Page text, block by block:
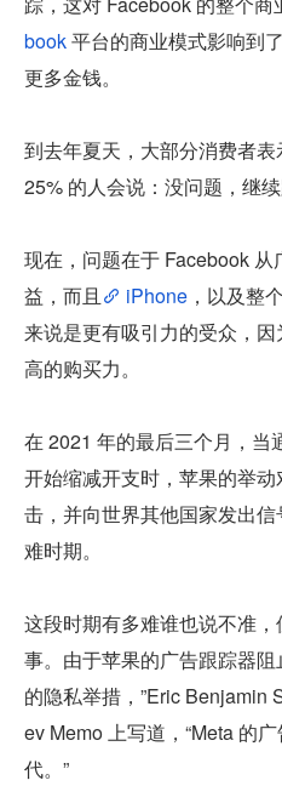
book 平台的商业模式影响到
更多金钱。
到去年夏天，大部分消费者
25% 的人会说：没问题，继续
现在，问题在于 Facebook
益，而且
iPhone ，以及整
来说是更有吸引力的受众，
高的购买力。
在 2021 年的最后三个月，当
开始缩减开支时，苹果的举
击，并向世界其他国家发出
难时期。
这段时期有多难谁也说不准
事。由于苹果的广告跟踪器
的隐私举措，”Eric Benjamin
ev Memo 上写道，“Meta 的
代。”